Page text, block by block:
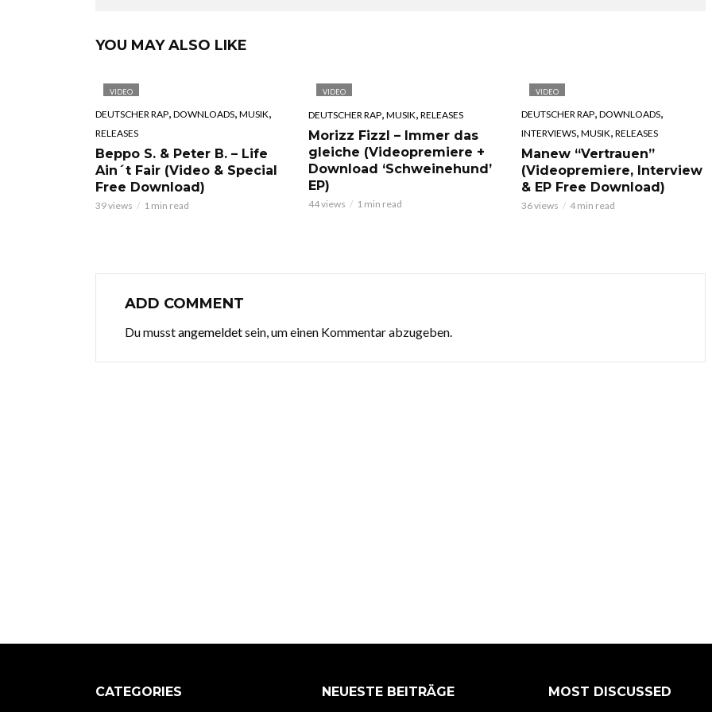
YOU MAY ALSO LIKE
VIDEO
DEUTSCHER RAP, DOWNLOADS, MUSIK,
RELEASES
Beppo S. & Peter B. – Life
Ain´t Fair (Video & Special
Free Download)
39 views 1 min read
VIDEO
DEUTSCHER RAP, MUSIK, RELEASES
Morizz Fizzl – Immer das
gleiche (Videopremiere +
Download ‘Schweinehund’
EP)
44 views 1 min read
VIDEO
DEUTSCHER RAP, DOWNLOADS,
INTERVIEWS, MUSIK, RELEASES
Manew “Vertrauen”
(Videopremiere, Interview
& EP Free Download)
36 views 4 min read
ADD COMMENT
Du musstangemeldetsein, um einen Kommentar abzugeben.
CATEGORIES NEUESTE BEITRÄGE MOST DISCUSSED